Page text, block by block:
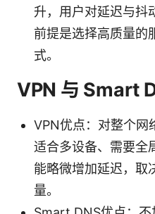
升，用户对延迟与抖
前提是选择高质量的
式。
VPN 与 Smart
VPN优点：对整个网
适合多设备、需要全
能略微增加延迟，取
量。